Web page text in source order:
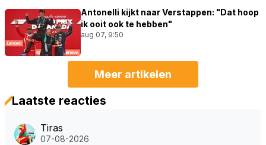
Antonelli kijkt naar Verstappen: "Dat hoop
ik ooit ook te hebben"
aug 07, 9:50
Meer artikelen
Laatste reacties
Tiras
07-08-2026